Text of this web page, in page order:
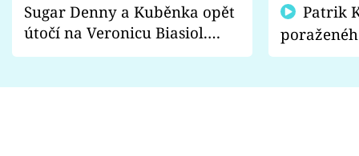
Sugar Denny a Kuběnka opět
útočí na Veronicu Biasiol.
Proč je podle nich falešná a
fanoušci